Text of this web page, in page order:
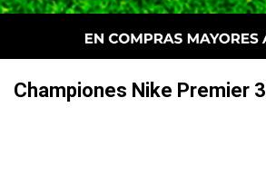
Championes Nike Premier 3